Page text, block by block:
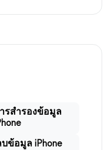
รสำรองข้อมูล
บข้อมูล iPhone